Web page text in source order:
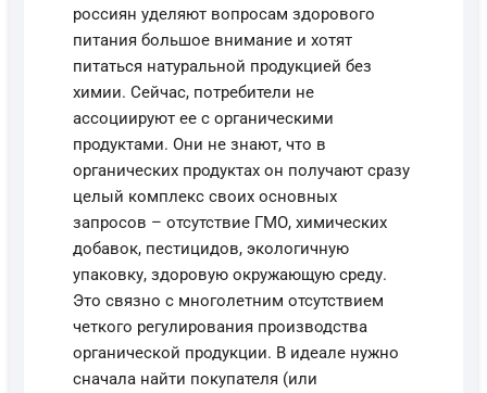
россиян уделяют вопросам здорового
питания большое внимание и хотят
питаться натуральной продукцией без
химии. Сейчас, потребители не
ассоциируют ее с органическими
продуктами. Они не знают, что в
органических продуктах он получают сразу
целый комплекс своих основных
запросов – отсутствие ГМО, химических
добавок, пестицидов, экологичную
упаковку, здоровую окружающую среду.
Это связно с многолетним отсутствием
четкого регулирования производства
органической продукции. В идеале нужно
сначала найти покупателя (или